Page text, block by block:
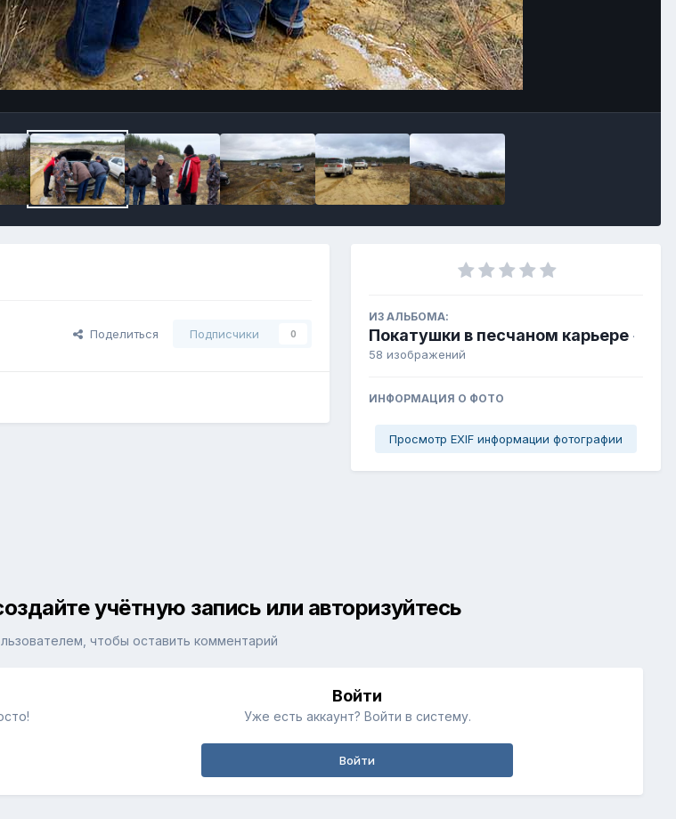
Поделиться Подписчики 0
ИЗ АЛЬБОМА:
Покатушки в песчаном карьере ·
58 изображений
ИНФОРМАЦИЯ О ФОТО
Просмотр EXIF информации фотографии
учётную запись или авторизуйтесь
чтобы оставить комментарий
Войти
Уже есть аккаунт? Войти в систему.
Войти